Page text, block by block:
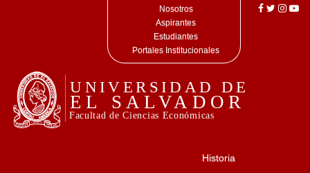
Nosotros
Aspirantes
Estudiantes
Portales Institucionales
Historia